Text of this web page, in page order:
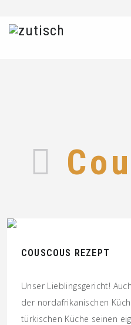
COUSCOUS REZEPT
Unser Lieblingsgericht!
der nordafrikanischen
türkischen Küche seinen